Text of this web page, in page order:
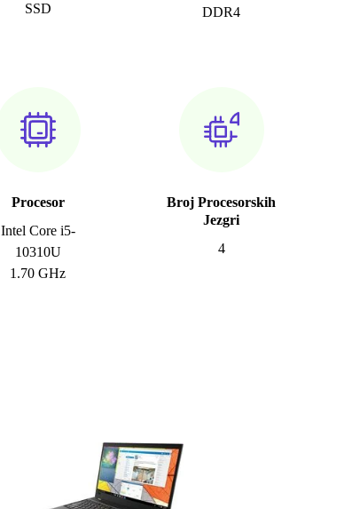
SSD
DDR4
Procesor
Intel Core i5-
10310U
1.70 GHz
Broj Procesorskih
Jezgri
4